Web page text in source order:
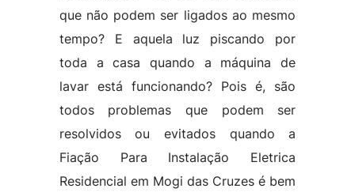
que não podem ser ligados ao mesmo
tempo? E aquela luz piscando por
toda a casa quando a máquina de
lavar está funcionando? Pois é, são
todos problemas que podem ser
resolvidos ou evitados quando a
Fiação Para Instalação Eletrica
Residencial em Mogi das Cruzes é bem